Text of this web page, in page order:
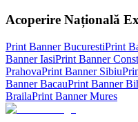
Acoperire Națională
Print BannerBucurestiPrint
BannerIasiPrint Banner
PrahovaPrint Banner Sibiu
BannerBacauPrint Banner
BrailaPrint BannerMures